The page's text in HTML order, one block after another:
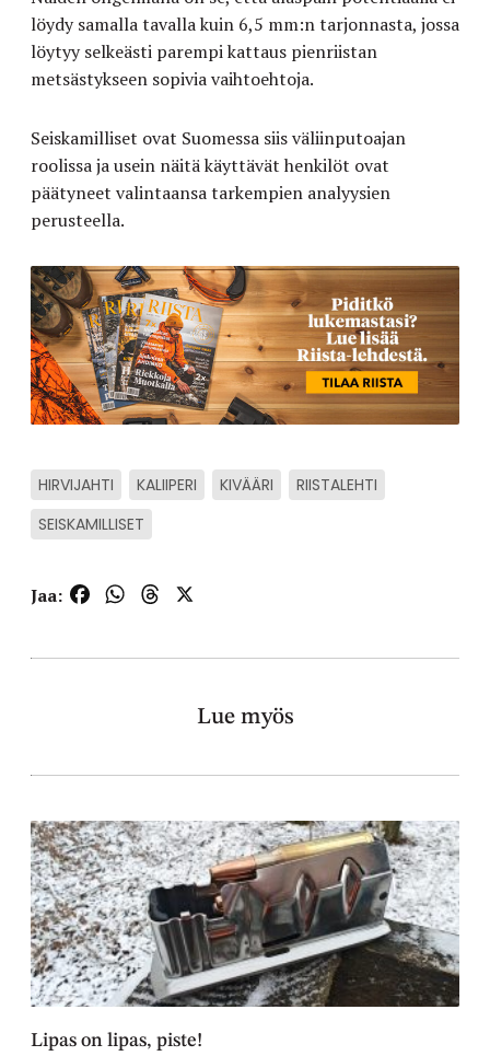
löydy samalla tavalla kuin 6,5 mm:n tarjonnasta, jossa
löytyy selkeästi parempi kattaus pienriistan
metsästykseen sopivia vaihtoehtoja.
Seiskamilliset ovat Suomessa siis väliinputoajan
roolissa ja usein näitä käyttävät henkilöt ovat
päätyneet valintaansa tarkempien analyysien
perusteella.
HIRVIJAHTI KALIIPERI KIVÄÄRI
RIISTALEHTI
SEISKAMILLISET
Jaa: FacebookWhatsApp
Threads
Lue myös
Lipas on lipas, piste!